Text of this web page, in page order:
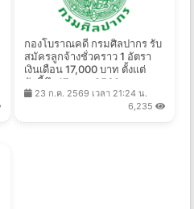
กองโบราณคดี กรมศิลปากร รับ
สมัครลูกจ้างชั่วคราว 1 อัตรา
เงินเดือน 17,000 บาท ตั้งแต่
บัดนี้ถึง 17 ส.ค. 2569
23 ก.ค. 2569 เวลา 21:24 น.
6,235